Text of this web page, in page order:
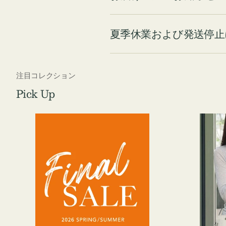
夏季休業および発送停
注目コレクション
Pick Up